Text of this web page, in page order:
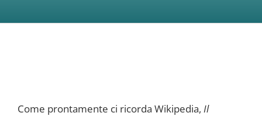
Come prontamente ci ricorda Wikipedia, Il